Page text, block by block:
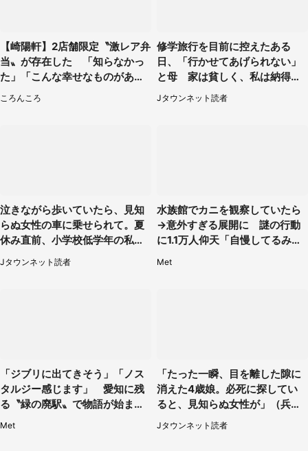
【崎陽軒】2店舗限定〝激レア弁
当〟が存在した 「知らなかっ
た」「こんな幸せなものがあっ
ころんころ
修学旅行を目前に控えたある
日、「行かせてあげられない」
と母 家は貧しく、私は納得し
たけれど...（北海道・70代以上
女性）
Jタウンネット読者
泣きながら歩いていたら、見知
らぬ女性の車に乗せられて。夏
休み直前、小学校低学年の私に
起きたこと（広島県・30代女
性）
Jタウンネット読者
水族館でカニを観察していたら
→意外すぎる展開に 謎の行動
に1.1万人仰天「自慢してるみた
Met
「ジブリに出てきそう」「ノス
タルジー感じます」 愛知に残
る〝緑の廃駅〟で物語が始まり
Met
「たった一瞬、目を離した隙に
消えた4歳娘。必死に探してい
ると、見知らぬ女性が」（兵庫
県・40代女性）
Jタウンネット読者